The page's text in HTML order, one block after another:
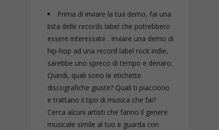
Prima di inviare la tua demo, fai una
lista delle records label che potrebbero
essere interessate . Inviare una demo di
hip-hop ad una record label rock indie,
sarebbe uno spreco di tempo e denaro.
Quindi, quali sono le etichette
discografiche giuste? Quali ti piacciono
e trattano il tipo di musica che fai?
Cerca alcuni artisti che fanno il genere
musicale simile al tuo e guarda con